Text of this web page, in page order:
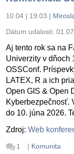
10.04 | 19:03 |
Dátum udalosti:
Aj tento rok sa na
Univerzity v dňoch
OSSConf.
LATEX, R a ich
Open GIS & Open
Kyberbezpečnosť.
do 10. júna 2026.
Zdroj: Web
1 | Komunita